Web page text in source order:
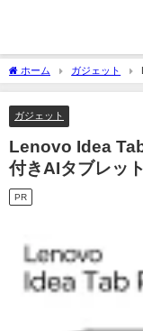
ホーム ガジェット
レット Wi-F
ガジェット
Lenovo Idea
付きAIタブレッ
PR